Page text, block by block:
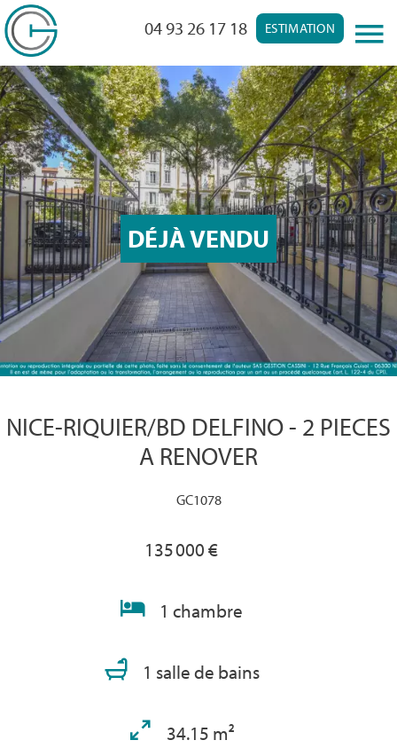
ESTIMATION
04 93 26 17 18
DÉJÀ VENDU
NICE-RIQUIER/BD DELFINO - 2 PIECES
A RENOVER
GC1078
135 000 €
1 chambre
1 salle de bains
34.15 m²